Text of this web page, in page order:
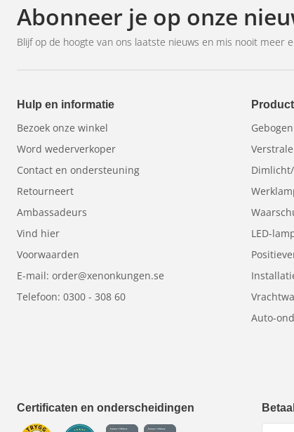
tijdelijke oververhitting en verlengt de
Meer licht is belangrijk, niet alleen op de
op onverlichte grind- en boswegen en in de
Daarom kan de LEDriving Lightbar FX250-SP
Abonneer je op onze
Blijf op de hoogte van ons laatste nieuws en mis nooit meer
Hulp en informatie
Bezoek onze winkel
Word wederverkoper
Contact en ondersteuning
Retourneert
Ambassadeurs
Vind hier
Voorwaarden
E-mail: order@xenonkungen.se
Telefoon: 0300 - 308 60
LED-
Auto-
Certificaten en onderscheidingen